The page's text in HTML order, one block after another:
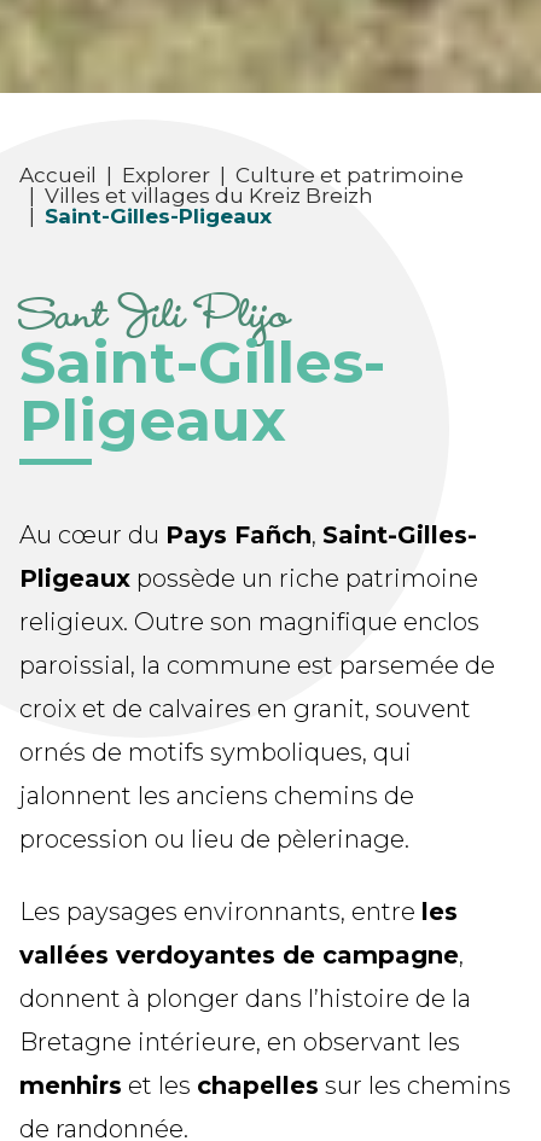
Accueil Explorer
Culture et patrimoine
Villes et villages du Kreiz Breizh
Saint-Gilles-Pligeaux
Saint-Gilles-
Pligeaux
Sant Jili Plijo
Au cœur du Pays Fañch, Saint-Gilles-
Pligeaux possède un riche patrimoine
religieux. Outre son magnifique enclos
paroissial, la commune est parsemée de
croix et de calvaires en granit, souvent
ornés de motifs symboliques, qui
jalonnent les anciens chemins de
procession ou lieu de pèlerinage.
Les paysages environnants, entre les
vallées verdoyantes de campagne,
donnent à plonger dans l’histoire de la
Bretagne intérieure, en observant les
menhirs et les chapelles sur les chemins
de randonnée.